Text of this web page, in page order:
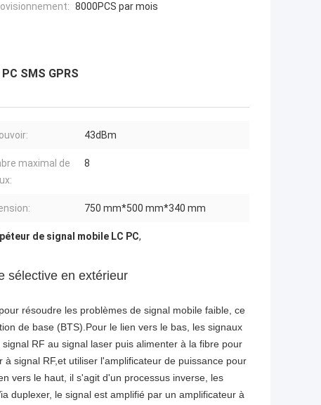
8000PCS par mois
SMS GPRS
43dBm
maximal de
8
750 mm*500 mm*340 mm
de signal mobile LC PC,
sélective en extérieur
résoudre les problèmes de signal mobile faible, ce
de base (BTS).Pour le lien vers le bas, les signaux
RF au signal laser puis alimenter à la fibre pour
signal RF,et utiliser l'amplificateur de puissance pour
vers le haut, il s'agit d'un processus inverse, les
duplexer, le signal est amplifié par un amplificateur à